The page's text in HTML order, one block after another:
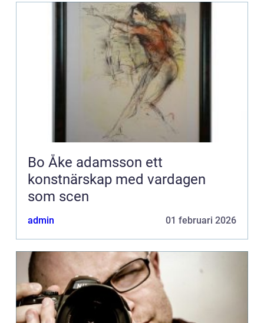
Bo Åke adamsson ett
konstnärskap med vardagen
som scen
admin 01 februari 2026